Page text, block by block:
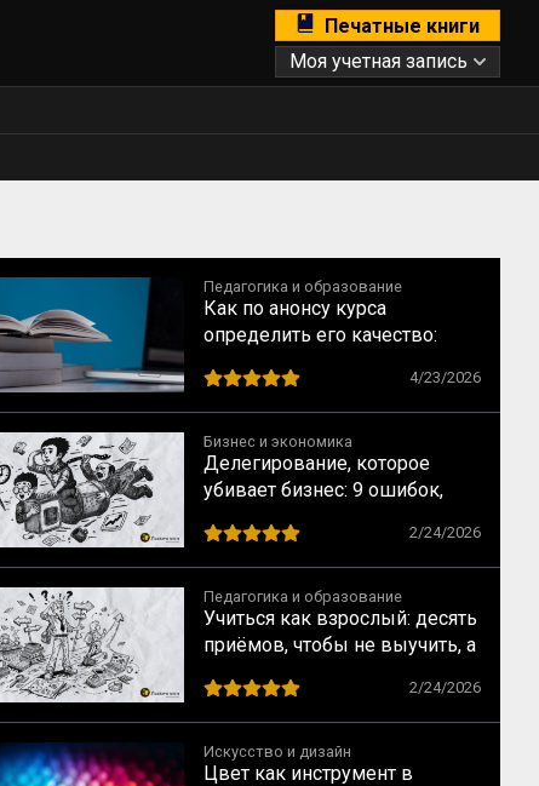
Печатные книги
Моя учетная запись
Педагогика и образование
Как по анонсу курса
определить его качество:
4/23/2026
Бизнес и экономика
Делегирование, которое
убивает бизнес: 9 ошибок,
сейчас
2/24/2026
Педагогика и образование
Учиться как взрослый: десять
приёмов, чтобы не выучить, а
2/24/2026
Искусство и дизайн
Цвет как инструмент в